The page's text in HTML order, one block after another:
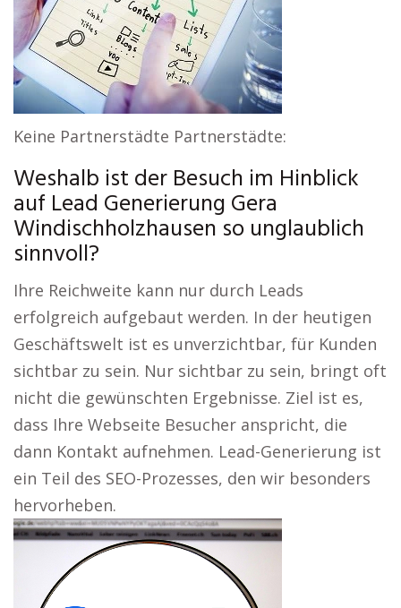
Keine Partnerstädte Partnerstädte:
Weshalb ist der Besuch im Hinblick
auf Lead Generierung Gera
Windischholzhausen so unglaublich
sinnvoll?
Ihre Reichweite kann nur durch Leads
erfolgreich aufgebaut werden. In der heutigen
Geschäftswelt ist es unverzichtbar, für Kunden
sichtbar zu sein. Nur sichtbar zu sein, bringt oft
nicht die gewünschten Ergebnisse. Ziel ist es,
dass Ihre Webseite Besucher anspricht, die
dann Kontakt aufnehmen. Lead-Generierung ist
ein Teil des SEO-Prozesses, den wir besonders
hervorheben.